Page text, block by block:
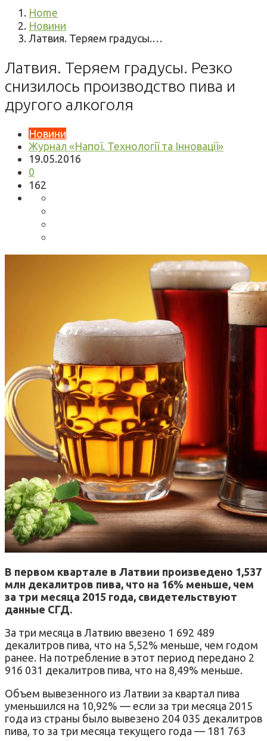
Home
Новини
Латвия. Теряем градусы.…
Латвия. Теряем градусы. Резко
снизилось производство пива и
другого алкоголя
Новини
Журнал «Напої. Технології та Інновації»
19.05.2016
0
162
В первом квартале в Латвии произведено 1,537
млн декалитров пива, что на 16% меньше, чем
за три месяца 2015 года, свидетельствуют
данные СГД.
За три месяца в Латвию ввезено 1 692 489
декалитров пива, что на 5,52% меньше, чем годом
ранее. На потребление в этот период передано 2
916 031 декалитров пива, что на 8,49% меньше.
Объем вывезенного из Латвии за квартал пива
уменьшился на 10,92% — если за три месяца 2015
года из страны было вывезено 204 035 декалитров
пива, то за три месяца текущего года — 181 763